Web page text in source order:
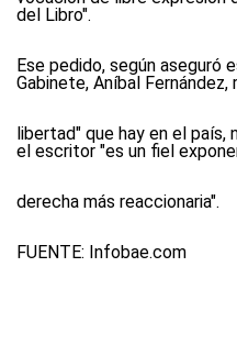
del Libro".
Ese pedido, según aseguró
Gabinete, Aníbal Fernández,
libertad" que hay en el
el escritor "es un fiel
derecha más reaccionaria".
FUENTE: Infobae.com